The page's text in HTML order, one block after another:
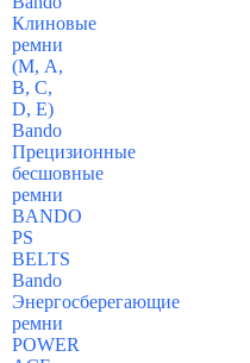
Клиновые
ремни
(М, A,
B, C,
D, Е)
Bando
Прецизионные
бесшовные
ремни
BANDO
PS
BELTS
Bando
Энергосберегающие
ремни
POWER